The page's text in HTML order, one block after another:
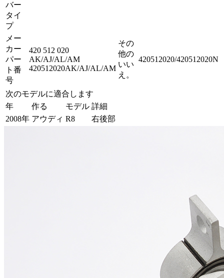
バー
タイ
プ
メー
カー
パー
ト番
号
420 512 020
AK/AJ/AL/AM
420512020AK/AJ/AL/AM
その
他の
いい
え。
420512020/420512020N
次のモデルに適合します
年
作る モデル 詳細
2008年 アウディ R8 右後部